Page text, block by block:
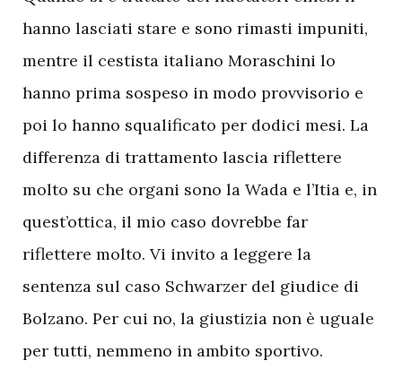
hanno lasciati stare e sono rimasti impuniti,
mentre il cestista italiano Moraschini lo
hanno prima sospeso in modo provvisorio e
poi lo hanno squalificato per dodici mesi. La
differenza di trattamento lascia riflettere
molto su che organi sono la Wada e l’Itia e, in
quest’ottica, il mio caso dovrebbe far
riflettere molto. Vi invito a leggere la
sentenza sul caso Schwarzer del giudice di
Bolzano. Per cui no, la giustizia non è uguale
per tutti, nemmeno in ambito sportivo.